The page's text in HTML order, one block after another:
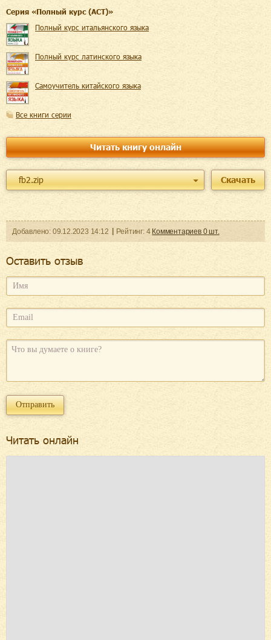
Cерия «Полный курс (АСТ)»
Полный курс итальянского языка
Полный курс латинского языка
Самоучитель китайского языка
Все книги серии
Читать книгу онлайн
fb2.zip Скачать
Добавленo: 09.12.2023 14:12 Рейтинг: 4 Комментариев 0шт.
Оcтавить отзыв
Читать онлайн